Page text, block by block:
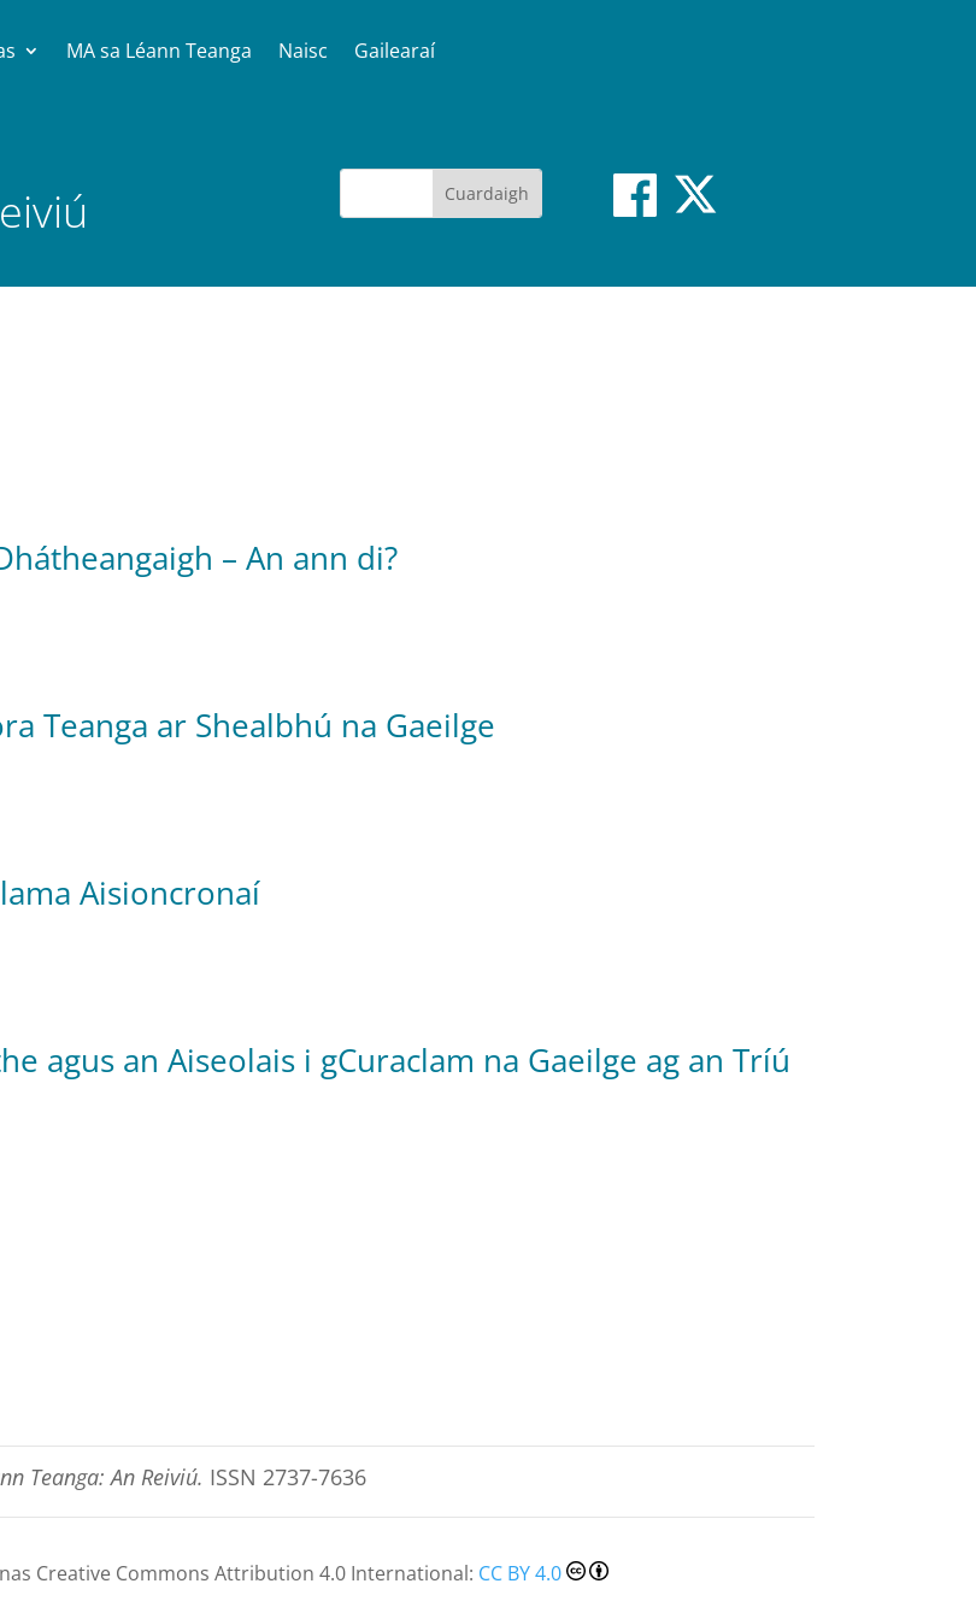
MA sa Léann Teanga Naisc Gailearaí
– An ann di?
Teanga ar Shealbhú na Gaeilge
Aisioncronaí
agus an Aiseolais i gCuraclam na Gaeilge ag an Tríú
Teanga: An Reiviú. ISSN 2737-7636
Creative Commons Attribution 4.0 International: CC BY 4.0